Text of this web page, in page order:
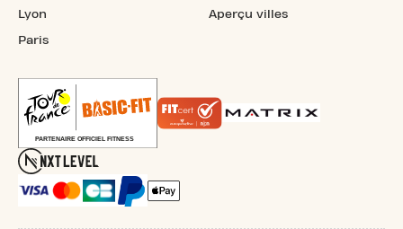
Lyon
Paris
Aperçu villes